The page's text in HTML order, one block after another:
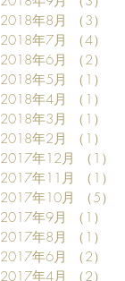
2018年8月
（3）
2018年7月
（4）
2018年6月
（2）
2018年5月
（1）
2018年4月
（1）
2018年3月
（1）
2018年2月
（1）
2017年12月
（1）
2017年11月
（1）
2017年10月
（5）
2017年9月
（1）
2017年8月
（1）
2017年6月
（2）
2017年4月
（2）